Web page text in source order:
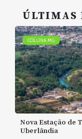
ÚLTIMAS
COLUNA MG
Nova Estação de
Uberlândia